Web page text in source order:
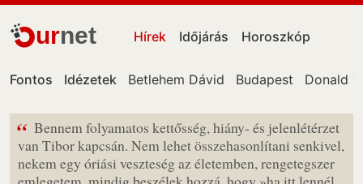
urnet Hírek Időjárás Horoszkóp
Fontos Idézetek Betlehem Dávid Budapest Donald
“ Bennem folyamatos kettősség, hiány- és jelenlétérzet
van Tibor kapcsán. Nem lehet összehasonlítani senkivel,
nekem egy óriási veszteség az életemben, rengetegszer